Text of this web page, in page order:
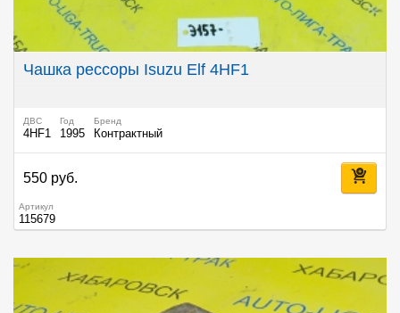
Чашка рессоры Isuzu Elf 4HF1
ДВС
4HF1
Год
1995
Бренд
Контрактный
550 руб.
Артикул
115679